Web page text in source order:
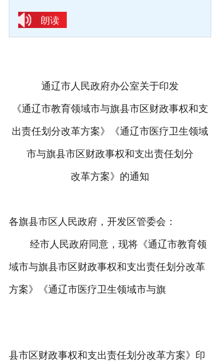
朗读
通辽市人民政府办公室关于印发
《通辽市教育领域市与旗县市区财政事权和支
出责任划分改革方案》《通辽市医疗卫生领域
市与旗县市区财政事权和支出责任划分
改革方案》的通知
各旗县市区人民政府，开发区管委会：
经市人民政府同意，现将《通辽市教育领
域市与旗县市区财政事权和支出责任划分改革
方案》《通辽市医疗卫生领域市与旗
县市区财政事权和支出责任划分改革方案》印